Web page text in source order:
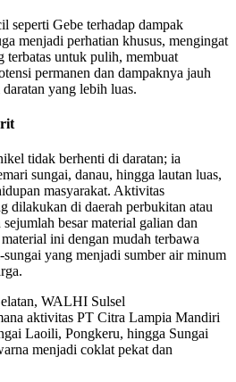
seperti Gebe terhadap dampak
menjadi perhatian khusus, mengingat
terbatas untuk pulih, membuat
permanen dan dampaknya jauh
yang lebih luas.
tidak berhenti di daratan; ia
sungai, danau, hingga lautan luas,
masyarakat. Aktivitas
dilakukan di daerah perbukitan atau
besar material galian dan
ini dengan mudah terbawa
yang menjadi sumber air minum
WALHI Sulsel
aktivitas PT Citra Lampia Mandiri
Laoili, Pongkeru, hingga Sungai
menjadi coklat pekat dan